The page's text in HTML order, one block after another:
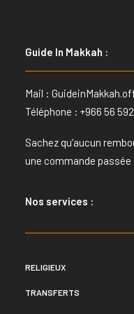
Guide In Makkah :
Mail :
Téléphone : +966 56
Sachez qu’aucun
une commande passée
Nos services :
RELIGIEUX
TRANSFERTS